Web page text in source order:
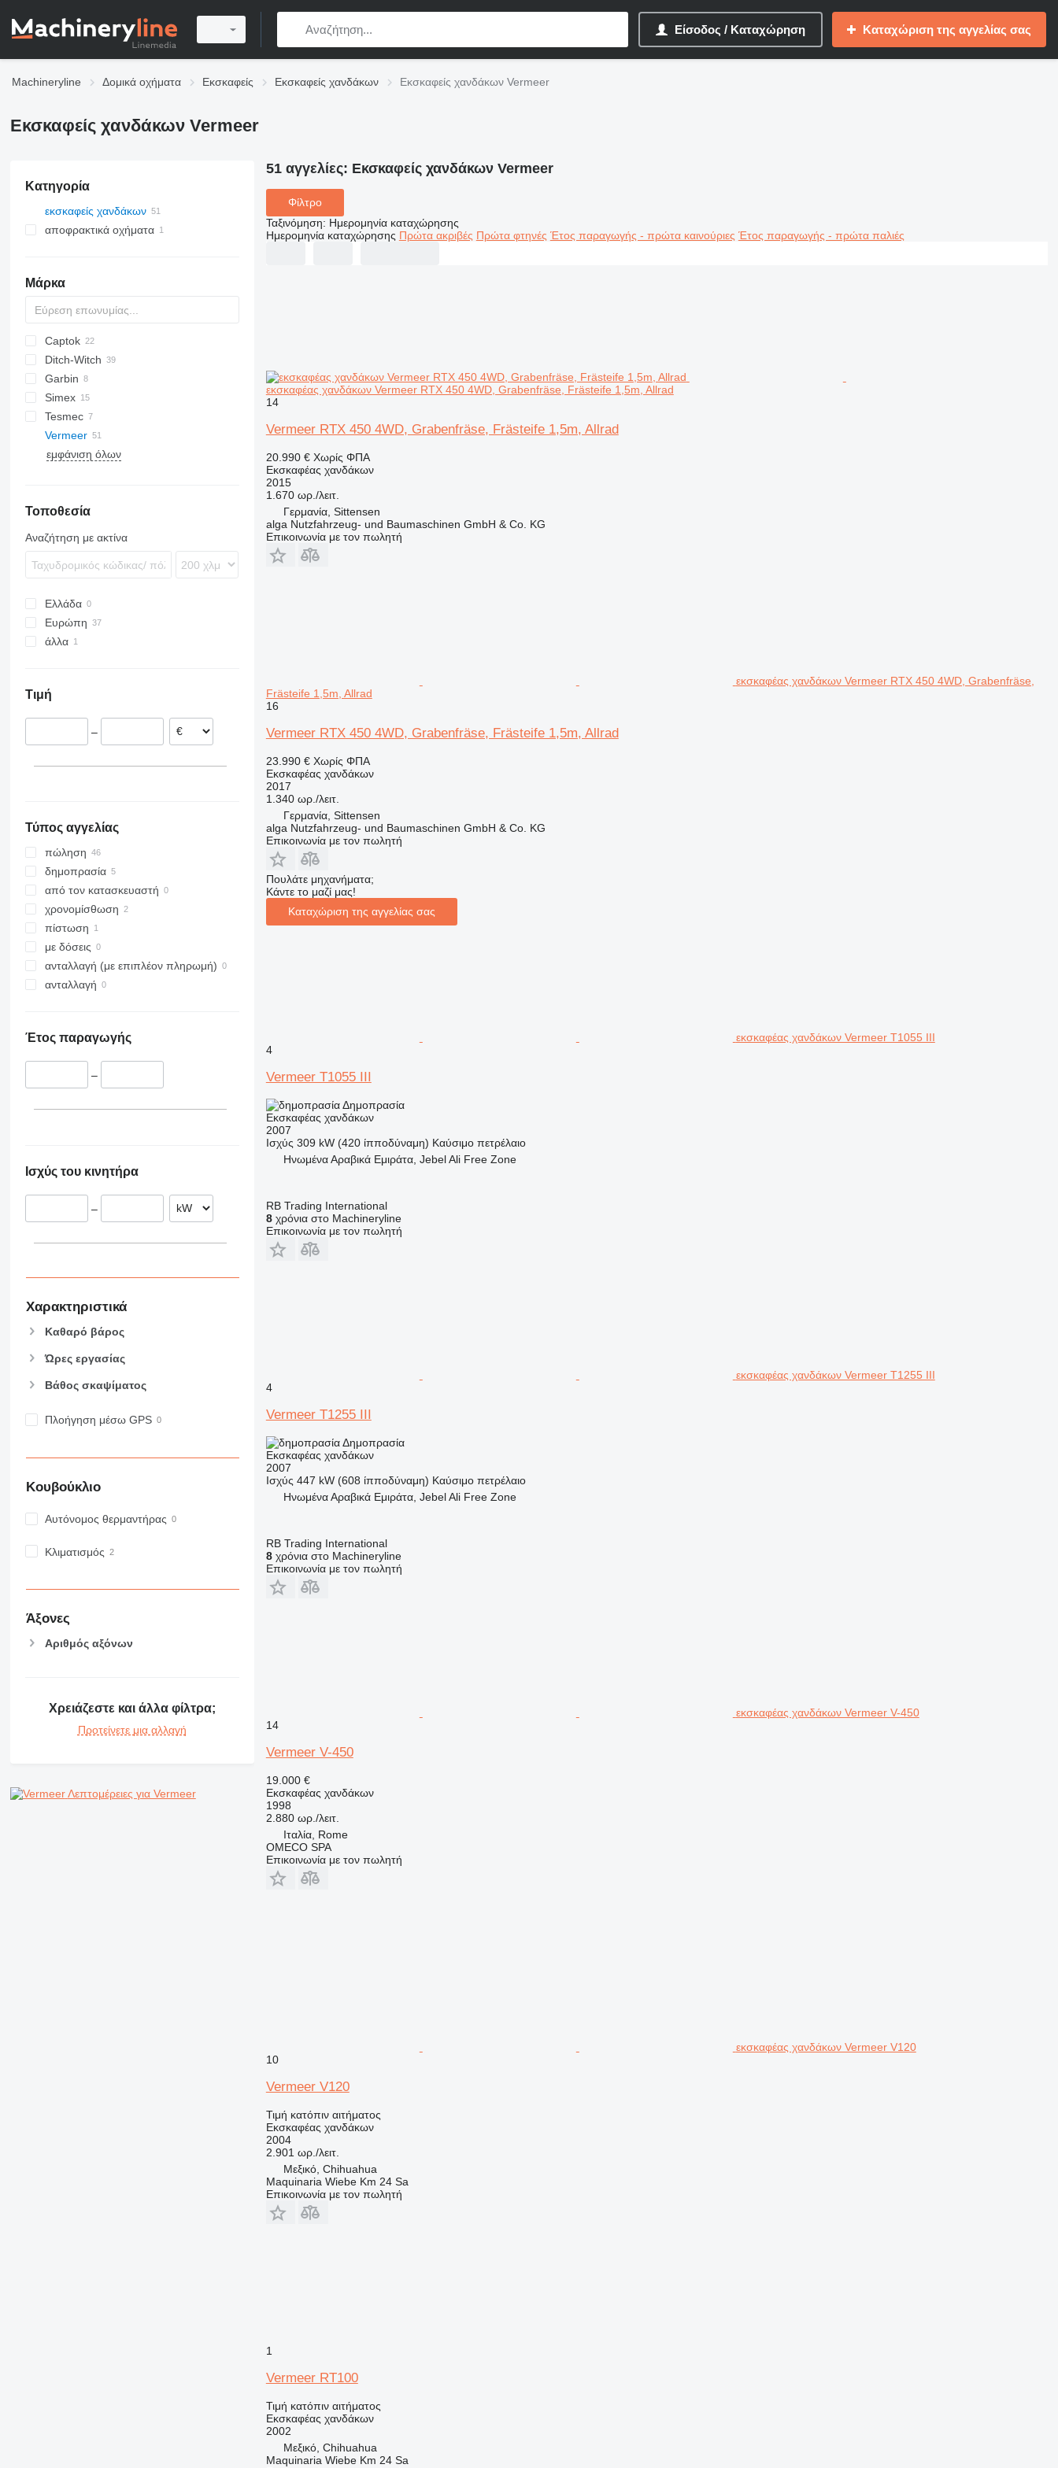
Είσοδος / Καταχώρηση Καταχώριση της αγγελίας σας
Machineryline Δομικά οχήματα Εκσκαφείς Εκσκαφείς χανδάκων Εκσκαφείς χανδάκων Vermeer
Εκσκαφείς χανδάκων Vermeer
Κατηγορία
εκσκαφείς χανδάκων
αποφρακτικά οχήματα
Μάρκα
Captok
CK
Ditch-Witch
R-series
Garbin
Simex
CHD
T300
T450
Tesmec
Vermeer
RT
RTX
RTX 250
RTX 450
T850
T955
T1055
V3550
V5750
εμφάνιση όλων
Τοποθεσία
Αναζήτηση με ακτίνα
Ελλάδα
Ευρώπη
Μεγάλη Βρετανία
Σουηδία
άλλα
Τιμή
–
Τύπος αγγελίας
πώληση
δημοπρασία
από τον κατασκευαστή
χρονομίσθωση
πίστωση
με δόσεις
ανταλλαγή (με επιπλέον πληρωμή)
ανταλλαγή
Έτος παραγωγής
–
Ισχύς του κινητήρα
–
Χαρακτηριστικά
Καθαρό βάρος
Ώρες εργασίας
Βάθος σκαψίματος
Πλοήγηση μέσω GPS
Κουβούκλιο
Αυτόνομος θερμαντήρας
Κλιματισμός
Άξονες
Αριθμός αξόνων
Χρειάζεστε και άλλα φίλτρα;
Προτείνετε μια αλλαγή
Λεπτομέρειες για Vermeer
51 αγγελίες: Εκσκαφείς χανδάκων Vermeer
Φίλτρο
Ταξινόμηση: Ημερομηνία καταχώρησης
Ημερομηνία καταχώρησης Πρώτα ακριβές Πρώτα φτηνές Έτος παραγωγής - πρώτα καινούριες Έτος παραγωγής - πρώτα παλιές
εκσκαφέας χανδάκων Vermeer RTX 450 4WD, Grabenfräse, Frästeife 1,5m, Allrad
14
Vermeer RTX 450 4WD, Grabenfräse, Frästeife 1,5m, Allrad
20.990 € Χωρίς ΦΠΑ
Εκσκαφέας χανδάκων
2015
1.670 ωρ./λειτ.
Γερμανία, Sittensen
alga Nutzfahrzeug- und Baumaschinen GmbH & Co. KG
Επικοινωνία με τον πωλητή
εκσκαφέας χανδάκων Vermeer RTX 450 4WD, Grabenfräse,
Frästeife 1,5m, Allrad
16
Vermeer RTX 450 4WD, Grabenfräse, Frästeife 1,5m, Allrad
23.990 € Χωρίς ΦΠΑ
Εκσκαφέας χανδάκων
2017
1.340 ωρ./λειτ.
Γερμανία, Sittensen
alga Nutzfahrzeug- und Baumaschinen GmbH & Co. KG
Επικοινωνία με τον πωλητή
Πουλάτε μηχανήματα;
Κάντε το μαζί μας!
Καταχώριση της αγγελίας σας
εκσκαφέας χανδάκων Vermeer T1055 III
4
Vermeer T1055 III
Δημοπρασία
Εκσκαφέας χανδάκων
2007
Ισχύς 309 kW (420 ίπποδύναμη) Καύσιμο πετρέλαιο
Hνωμένα Αραβικά Εμιράτα, Jebel Ali Free Zone
RB Trading International
8χρόνια στο Machineryline
Επικοινωνία με τον πωλητή
εκσκαφέας χανδάκων Vermeer T1255 III
4
Vermeer T1255 III
Δημοπρασία
Εκσκαφέας χανδάκων
2007
Ισχύς 447 kW (608 ίπποδύναμη) Καύσιμο πετρέλαιο
Hνωμένα Αραβικά Εμιράτα, Jebel Ali Free Zone
RB Trading International
8χρόνια στο Machineryline
Επικοινωνία με τον πωλητή
εκσκαφέας χανδάκων Vermeer V-450
14
Vermeer V-450
19.000 €
Εκσκαφέας χανδάκων
1998
2.880 ωρ./λειτ.
Ιταλία, Rome
OMECO SPA
Επικοινωνία με τον πωλητή
εκσκαφέας χανδάκων Vermeer V120
10
Vermeer V120
Τιμή κατόπιν αιτήματος
Εκσκαφέας χανδάκων
2004
2.901 ωρ./λειτ.
Μεξικό, Chihuahua
Maquinaria Wiebe Km 24 Sa
Επικοινωνία με τον πωλητή
1
Vermeer RT100
Τιμή κατόπιν αιτήματος
Εκσκαφέας χανδάκων
2002
Μεξικό, Chihuahua
Maquinaria Wiebe Km 24 Sa